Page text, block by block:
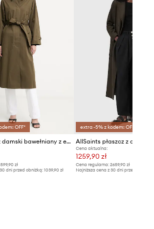
OFF*
iBlues trencz damski bawełniany z elastanem LUME
zł
dni przed obniżką:1039,90 zł
extra -5% z kodem: OFF*
AllSaints płaszcz z
Cena aktualna:
1259,90 zł
Cena regularna: 2659,90 zł
Najniższa cena z 30 dni przed obniżką: